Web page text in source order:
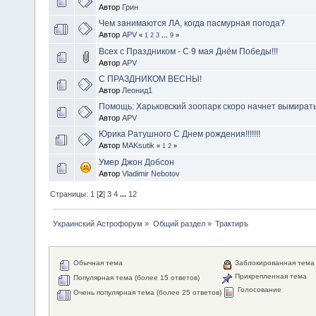
Автор Грин
Чем занимаются ЛА, когда пасмурная погода?
Автор APV « 1 2 3 9 »
Всех с Праздником - C 9 мая Днём Победы!!!
Автор APV
С ПРАЗДНИКОМ ВЕСНЫ!
Автор Леонид1
Помощь: Харьковский зоопарк скоро начнет
Автор APV
Юрика Ратушного С Днем рождения!!!!!!!
Автор MAKsutik « 1 2 »
Умер Джон Добсон
Автор Vladimir Nebotov
Страницы: 1 [2]3 4 ... 12
Украинский Астрофорум » Общий раздел» Трактиръ
Обычная тема
Популярная тема (более 15 ответов)
Очень популярная тема (более 25 ответов)
Заблокированная тема
Прикрепленная тема
Голосование